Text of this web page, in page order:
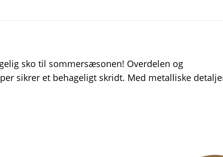
sko til sommersæsonen! Overdelen og
sikrer et behageligt skridt. Med metalliske